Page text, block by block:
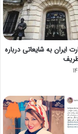
ایران به شایعاتی درباره